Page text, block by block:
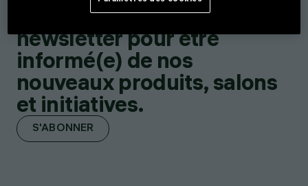
Abonnez-vous à notre
newsletter pour être
informé(e) de nos
nouveaux produits, salons
et initiatives.
S'ABONNER